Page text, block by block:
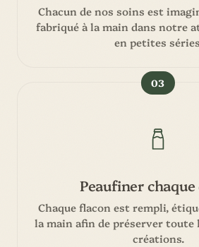
Chacun de nos soins est
fabriqué à la main dans notre
en petites
03
Peaufiner
Chaque flacon est rempli,
la main afin de préserver toute
créations.